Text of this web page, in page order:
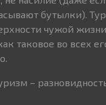
бутылки).
чужой
таковое во всех
–